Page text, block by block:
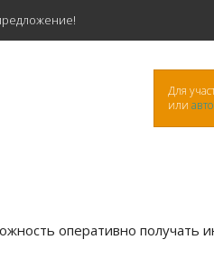
Для
или
оперативно получать